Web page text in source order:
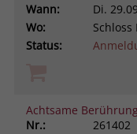
Wann:
Di.
Wo:
Schloss
Status:
Achtsame
Nr.:
261402